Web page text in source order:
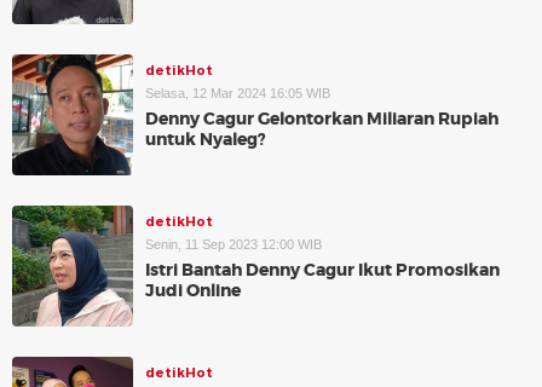
detikHot
Selasa, 12 Mar 2024 16:05 WIB
Denny Cagur Gelontorkan Miliaran Rupiah
untuk Nyaleg?
detikHot
Senin, 11 Sep 2023 12:00 WIB
Istri Bantah Denny Cagur Ikut Promosikan
Judi Online
detikHot